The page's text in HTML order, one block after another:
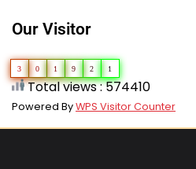
Our Visitor
3 0 1 9 2 1
Total views : 574410
Powered ByWPS Visitor Counter